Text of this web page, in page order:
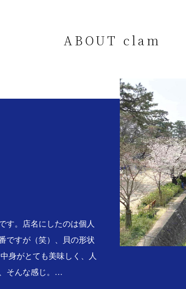
ABOUT clam
す。店名にしたのは個人
ですが（笑）、貝の形状
身がとても美味しく、人
そんな感じ。…